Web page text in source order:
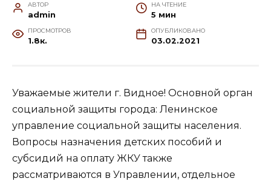
АВТОР
admin
НА ЧТЕНИЕ
5 мин
ПРОСМОТРОВ
1.8к.
ОПУБЛИКОВАНО
03.02.2021
Уважаемые жители г. Видное! Основной орган
социальной защиты города: Ленинское
управление социальной защиты населения.
Вопросы назначения детских пособий и
субсидий на оплату ЖКУ также
рассматриваются в Управлении, отдельное